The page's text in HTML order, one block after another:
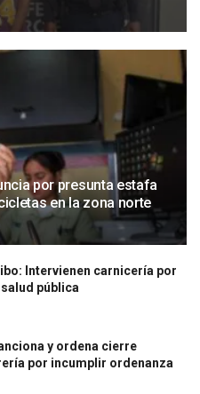
por presunta estafa
en la zona norte
Intervienen carnicería por
pública
y ordena cierre
por incumplir ordenanza